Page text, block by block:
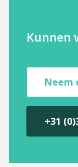
Kunnen
Neem
+31